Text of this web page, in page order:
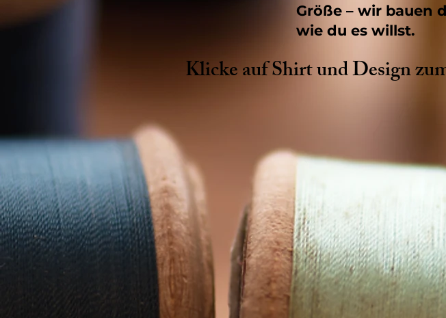
Größe – wir bauen
wie du es willst.
Klicke auf Shirt und Design